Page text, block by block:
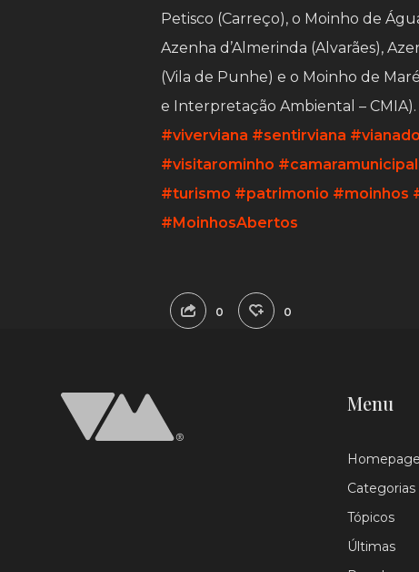
Petisco (Carreço), o Moinho de
Azenha d’Almerinda (Alvarães),
(Vila de Punhe) e o Moinho de
e Interpretação Ambiental – CMIA).
#viverviana #sentirviana
#visitarominho
#turismo #patrimonio #moinhos
#MoinhosAbertos
0 0
Menu
Homepage
Categorias
Tópicos
Últimas